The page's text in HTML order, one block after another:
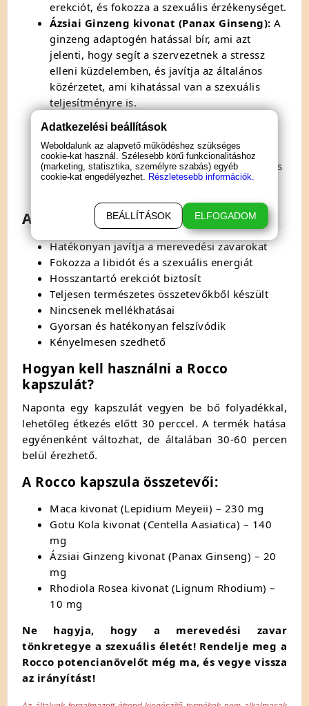
erekciót, és fokozza a szexuális érzékenységet.
Ázsiai Ginzeng kivonat (Panax Ginseng): A
ginzeng adaptogén hatással bír, ami azt
jelenti, hogy segít a szervezetnek a stressz
elleni küzdelemben, és javítja az általános
közérzetet, ami kihatással van a szexuális
teljesítményre is.
Rhodium):A Rhodiola Rosea fokozza a
libidót,javítja a hangulatot,és csökkenti a
stresszt,ami mind hozzájárul a jobb szexuális
teljesítményhez.
A Rocco potencianövelő előnyei
Hatékonyan javítja a merevedési zavarokat
Fokozza a libidót és a szexuális energiát
Hosszantartó erekciót biztosít
Teljesen természetes összetevőkből készült
Nincsenek mellékhatásai
Gyorsan és hatékonyan felszívódik
Kényelmesen szedhető
Hogyan kell használni a Rocco
kapszulát?
Naponta egy kapszulát vegyen be bő folyadékkal,
lehetőleg étkezés előtt 30 perccel. A termék hatása
egyénenként változhat, de általában 30-60 percen
belül érezhető.
A Rocco kapszula összetevői:
Maca kivonat (Lepidium Meyeii) – 230 mg
Gotu Kola kivonat (Centella Aasiatica) – 140
mg
Ázsiai Ginzeng kivonat (Panax Ginseng) – 20
mg
Rhodiola Rosea kivonat (Lignum Rhodium) –
10 mg
Ne hagyja, hogy a merevedési zavar
tönkretegye a szexuális életét! Rendelje meg a
Rocco potencianövelőt még ma, és vegye vissza
az irányítást!
Adatkezelési beállítások
Weboldalunk az alapvető működéshez szükséges
cookie-kat használ. Szélesebb körű funkcionalitáshoz
(marketing, statisztika, személyre szabás) egyéb
cookie-kat engedélyezhet. Részletesebb információk.
BEÁLLÍTÁSOK ELFOGADOM